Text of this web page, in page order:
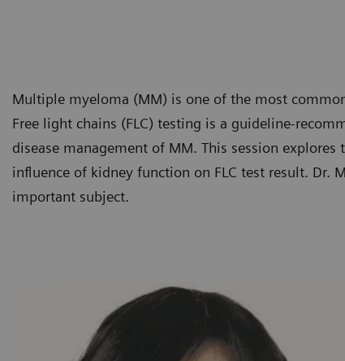
Multiple myeloma (MM) is one of the most
Free light chains (FLC) testing is a guideline-
disease management of MM. This session
influence of kidney function on FLC test result. Dr.
important subject.